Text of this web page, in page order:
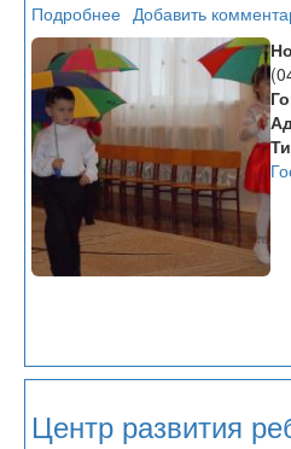
Подробнее
Детский
сад
"Калинка"
Добавить
Центр развития